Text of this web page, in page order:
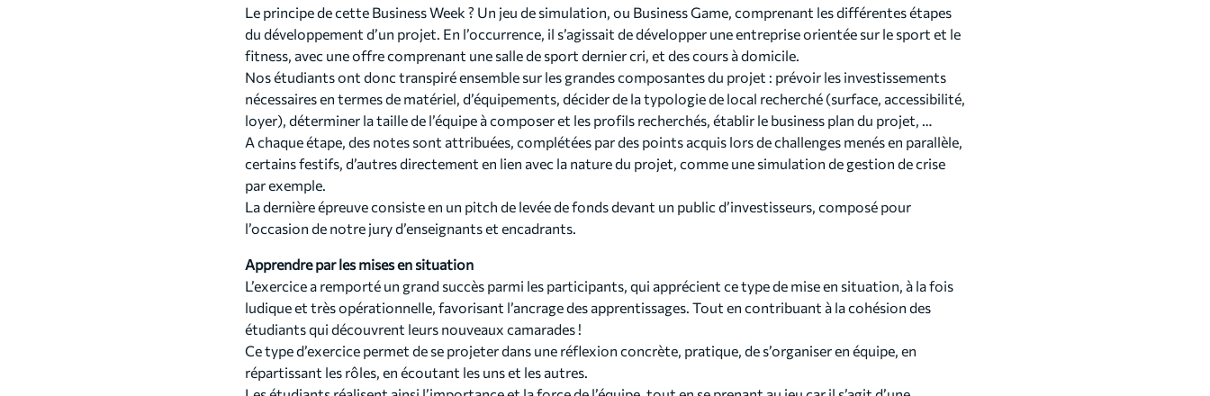
Le principe de cette Business Week ? Un jeu de simulation, ou Business Game, comprenant les différentes étapes
du développement d’un projet. En l’occurrence, il s’agissait de développer une entreprise orientée sur le sport et le
fitness, avec une offre comprenant une salle de sport dernier cri, et des cours à domicile.
Nos étudiants ont donc transpiré ensemble sur les grandes composantes du projet : prévoir les investissements
nécessaires en termes de matériel, d’équipements, décider de la typologie de local recherché (surface, accessibilité,
loyer), déterminer la taille de l’équipe à composer et les profils recherchés, établir le business plan du projet, …
A chaque étape, des notes sont attribuées, complétées par des points acquis lors de challenges menés en parallèle,
certains festifs, d’autres directement en lien avec la nature du projet, comme une simulation de gestion de crise
par exemple.
La dernière épreuve consiste en un pitch de levée de fonds devant un public d’investisseurs, composé pour
l’occasion de notre jury d’enseignants et encadrants.
Apprendre par les mises en situation
L’exercice a remporté un grand succès parmi les participants, qui apprécient ce type de mise en situation, à la fois
ludique et très opérationnelle, favorisant l’ancrage des apprentissages. Tout en contribuant à la cohésion des
étudiants qui découvrent leurs nouveaux camarades !
Ce type d’exercice permet de se projeter dans une réflexion concrète, pratique, de s’organiser en équipe, en
répartissant les rôles, en écoutant les uns et les autres.